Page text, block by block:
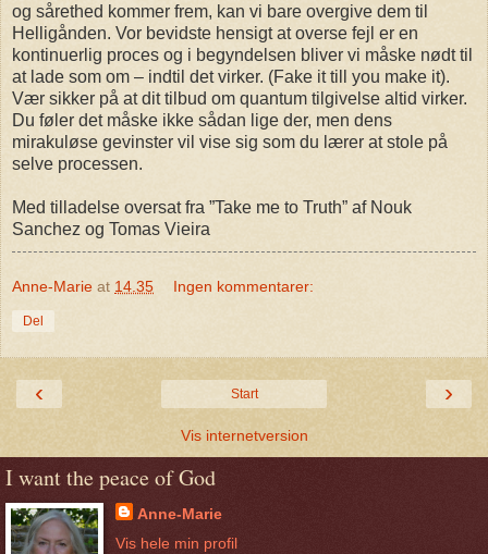
og sårethed kommer frem, kan vi bare overgive dem til
Helligånden. Vor bevidste hensigt at overse fejl er en
kontinuerlig proces og i begyndelsen bliver vi måske nødt til
at lade som om – indtil det virker. (Fake it till you make it).
Vær sikker på at dit tilbud om quantum tilgivelse altid virker.
Du føler det måske ikke sådan lige der, men dens
mirakuløse gevinster vil vise sig som du lærer at stole på
selve processen.
Med tilladelse oversat fra ”Take me to Truth” af Nouk
Sanchez og Tomas Vieira
Anne-Marie at 14.35 Ingen kommentarer:
Del
‹ ›
Start
Vis internetversion
I want the peace of God
Anne-Marie
Vis hele min profil